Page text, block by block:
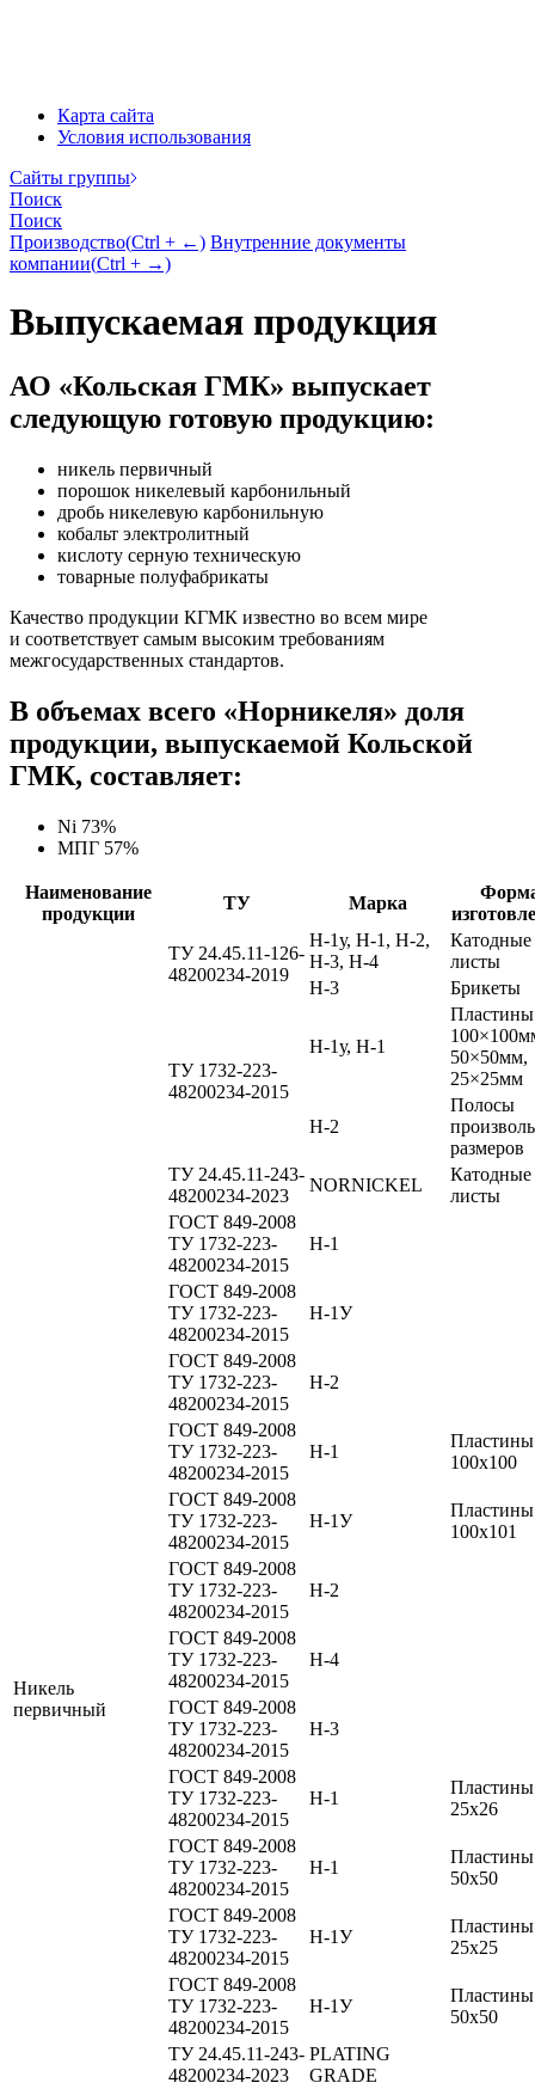
Карта сайта
Условия использования
Cайты группы
Поиск
Поиск
Производство(Ctrl + ←) Внутренние документы
компании(Ctrl + →)
Выпускаемая продукция
АО «Кольская ГМК» выпускает
следующую готовую продукцию:
никель первичный
порошок никелевый карбонильный
дробь никелевую карбонильную
кобальт электролитный
кислоту серную техническую
товарные полуфабрикаты
Качество продукции КГМК известно во всем мире
и соответствует самым высоким требованиям
межгосударственных стандартов.
В объемах всего «Норникеля» доля
продукции, выпускаемой Кольской
ГМК, составляет:
Ni 73%
МПГ 57%
Наименование
продукции
ТУ Марка
Никель
первичный
ТУ 24.45.11-126-
48200234-2019
Н-1у, Н-1, Н-2,
Н-3, Н-4
Катодные
листы
Н-3
Брикеты
ТУ 1732-223-
48200234-2015
Н-1у, Н-1
Пластины
50×50мм,
25×25мм
Н-2
Полосы
размеров
ТУ 24.45.11-243-
48200234-2023
NORNICKEL
Катодные
листы
ГОСТ 849-2008
ТУ 1732-223-
48200234-2015
Н-1
ГОСТ 849-2008
ТУ 1732-223-
48200234-2015
Н-1У
ГОСТ 849-2008
ТУ 1732-223-
48200234-2015
Н-2
ГОСТ 849-2008
ТУ 1732-223-
48200234-2015
Н-1
Пластины
100х100
ГОСТ 849-2008
ТУ 1732-223-
48200234-2015
Н-1У
Пластины
100х101
ГОСТ 849-2008
ТУ 1732-223-
48200234-2015
Н-2
ГОСТ 849-2008
ТУ 1732-223-
48200234-2015
Н-4
ГОСТ 849-2008
ТУ 1732-223-
48200234-2015
Н-3
ГОСТ 849-2008
ТУ 1732-223-
48200234-2015
Н-1
Пластины
25х26
ГОСТ 849-2008
ТУ 1732-223-
48200234-2015
Н-1
Пластины
50х50
ГОСТ 849-2008
ТУ 1732-223-
48200234-2015
Н-1У
Пластины
25х25
ГОСТ 849-2008
ТУ 1732-223-
48200234-2015
Н-1У
Пластины
50х50
ТУ 24.45.11-243-
48200234-2023
PLATING
GRADE